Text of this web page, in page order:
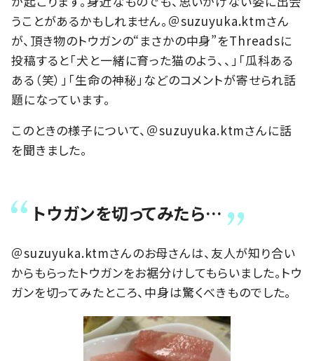
うことがあるかもしれません。＠suzuyuka.ktmさん
が、頂き物のトウガンの“まさかの中身”をThreadsに
投稿すると「犬と一緒に育った猫のよう、、」「瓜科ある
ある（笑）」「生命の神秘」などのコメントが寄せられ話
題になっています。
このときの様子について、＠suzuyuka.ktmさんに話
を聞きました。
トウガンを切ってみたら…
＠suzuyuka.ktmさんのお母さんは、友人が知り合い
からもらったトウガンをお裾分けしてもらいました。トウ
ガンを切ってみたところ、中身は驚くべきものでした。